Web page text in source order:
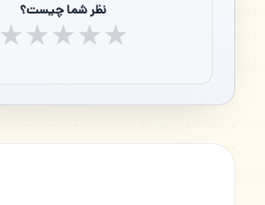
نظر شما چیست؟
★★★★★